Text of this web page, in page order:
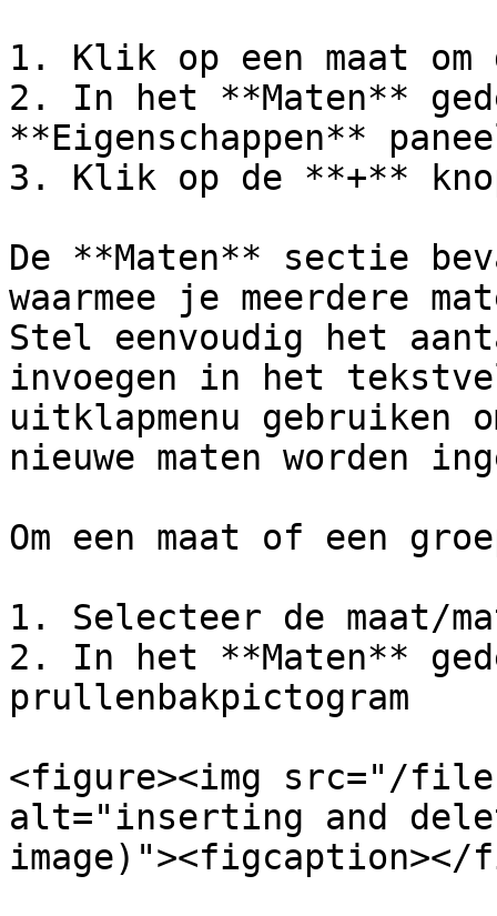
1. Klik op een maat
2. In het **Maten**
**Eigenschappen**
3. Klik op de **+**
De **Maten** sectie
waarmee je meerdere
Stel eenvoudig het
invoegen in het
uitklapmenu gebruiken
nieuwe maten worden
Om een ​​maat of een
1. Selecteer de maat/
2. In het **Maten**
prullenbakpictogram
<figure><img src="/files/
alt="inserting and